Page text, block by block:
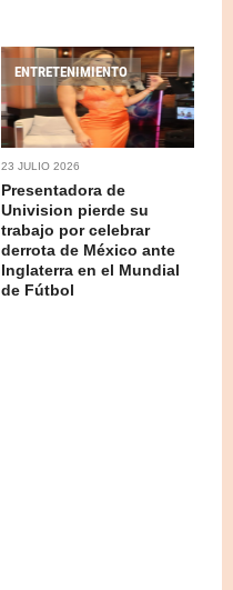
ENTRETENIMIENTO
23 JULIO 2026
Presentadora de
Univision pierde su
trabajo por celebrar
derrota de México ante
Inglaterra en el Mundial
de Fútbol